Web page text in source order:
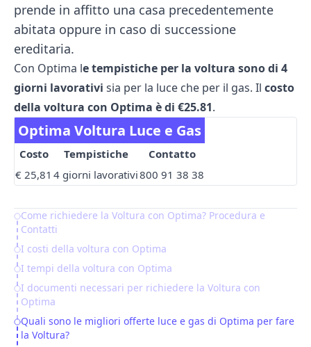
prende in affitto una casa precedentemente
abitata oppure in caso di successione
ereditaria.
Con Optima le tempistiche per la voltura sono di 4
giorni lavorativi sia per la luce che per il gas. Il costo
della voltura con Optima è di €25.81.
Optima Voltura Luce e Gas
Costo Tempistiche
Contatto
€ 25,81 4 giorni lavorativi800 91 38 38
Table of Contents
Come richiedere la Voltura con Optima? Procedura e
Contatti
I costi della voltura con Optima
I tempi della voltura con Optima
I documenti necessari per richiedere la Voltura con
Optima
Quali sono le migliori offerte luce e gas di Optima per fare
la Voltura?